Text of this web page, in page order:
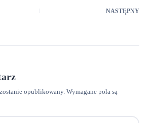
NASTĘPNY
opublikowany. Wymagane pola są